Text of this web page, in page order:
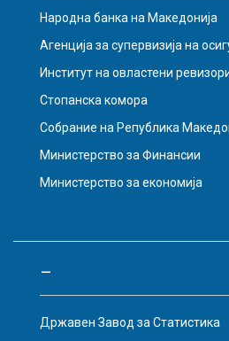
Народна банка на Македонија
Агенција за супервизија на
Институт на овластени
Стопанска комора
Собрание на Република
Министерство за Финансии
Министерство за економија
–
Државен Завод за Статистика